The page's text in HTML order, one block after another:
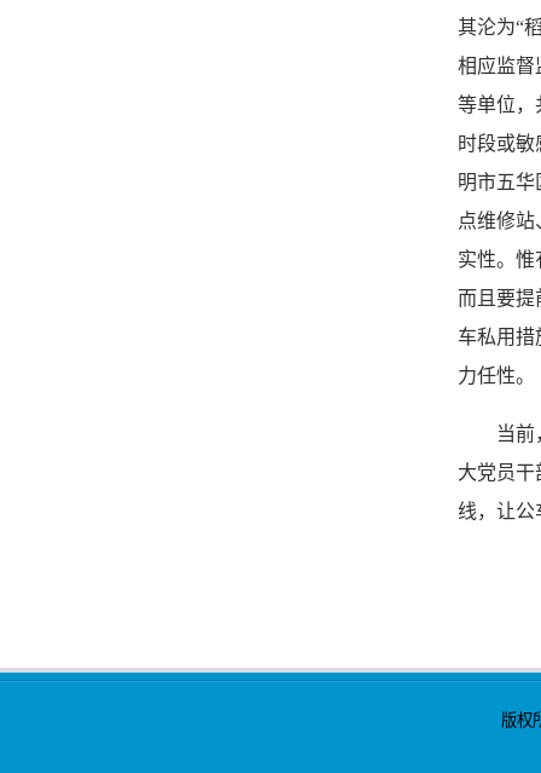
其沦为“
相应监督
等单位，
时段或
明市五华
点维修
实性。惟
而且要提
车私用措
力任性。
当前，
大党员干
线，让公
版权